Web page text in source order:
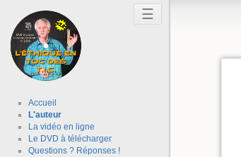
☰
Accueil
L'auteur
La vidéo en ligne
Le DVD à télécharger
Questions ? Réponses !